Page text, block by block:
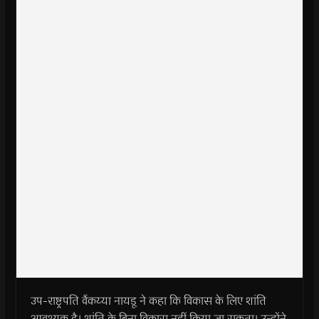
उप-राष्ट्रपति वैंकय्या नायडू ने कहा कि विकास के लिए शांति